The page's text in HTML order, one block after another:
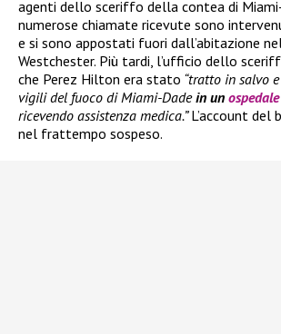
agenti dello sceriffo della contea di
numerose chiamate ricevute sono
e si sono appostati fuori dall’abitazione
Westchester. Più tardi, l’ufficio dello
che Perez Hilton era stato “tratto in salvo
vigili del fuoco di Miami-Dadein un ospedale
ricevendo assistenza medica.”L’account del
nel frattempo sospeso.